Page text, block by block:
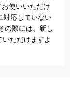
お使いいただけ
対応していない
の際には、新し
ただけますよ